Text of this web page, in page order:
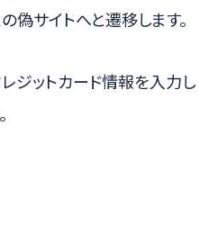
偽サイトへと遷移します。
ジットカード情報を入力し